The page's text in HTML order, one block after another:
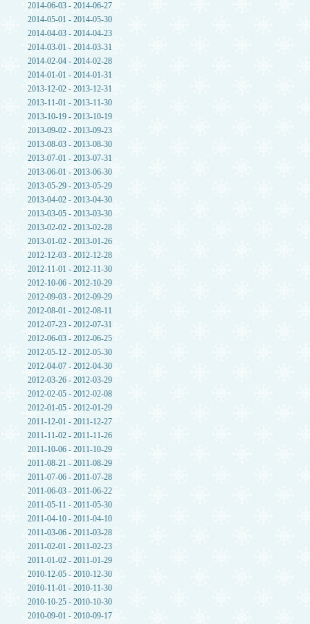
2014-06-03 - 2014-06-27
2014-05-01 - 2014-05-30
2014-04-03 - 2014-04-23
2014-03-01 - 2014-03-31
2014-02-04 - 2014-02-28
2014-01-01 - 2014-01-31
2013-12-02 - 2013-12-31
2013-11-01 - 2013-11-30
2013-10-19 - 2013-10-19
2013-09-02 - 2013-09-23
2013-08-03 - 2013-08-30
2013-07-01 - 2013-07-31
2013-06-01 - 2013-06-30
2013-05-29 - 2013-05-29
2013-04-02 - 2013-04-30
2013-03-05 - 2013-03-30
2013-02-02 - 2013-02-28
2013-01-02 - 2013-01-26
2012-12-03 - 2012-12-28
2012-11-01 - 2012-11-30
2012-10-06 - 2012-10-29
2012-09-03 - 2012-09-29
2012-08-01 - 2012-08-11
2012-07-23 - 2012-07-31
2012-06-03 - 2012-06-25
2012-05-12 - 2012-05-30
2012-04-07 - 2012-04-30
2012-03-26 - 2012-03-29
2012-02-05 - 2012-02-08
2012-01-05 - 2012-01-29
2011-12-01 - 2011-12-27
2011-11-02 - 2011-11-26
2011-10-06 - 2011-10-29
2011-08-21 - 2011-08-29
2011-07-06 - 2011-07-28
2011-06-03 - 2011-06-22
2011-05-11 - 2011-05-30
2011-04-10 - 2011-04-10
2011-03-06 - 2011-03-28
2011-02-01 - 2011-02-23
2011-01-02 - 2011-01-29
2010-12-05 - 2010-12-30
2010-11-01 - 2010-11-30
2010-10-25 - 2010-10-30
2010-09-01 - 2010-09-17